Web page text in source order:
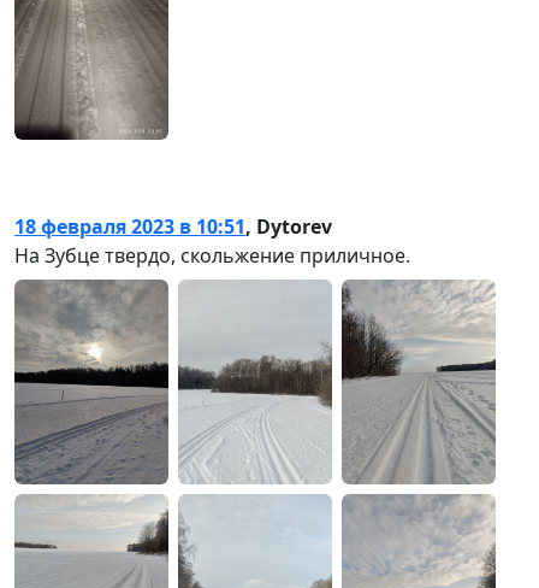
18 февраля 2023 в 10:51, Dytorev
На Зубце твердо, скольжение приличное.